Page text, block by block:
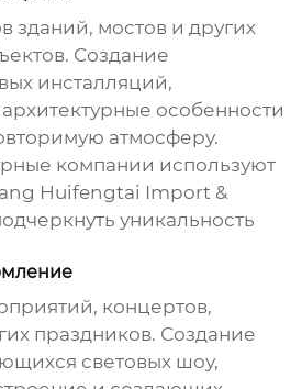
зданий, мостов и других
Создание
инсталляций,
особенности
атмосферу.
компании используют
Huifengtai Import &
уникальность
концертов,
праздников. Создание
световых шоу,